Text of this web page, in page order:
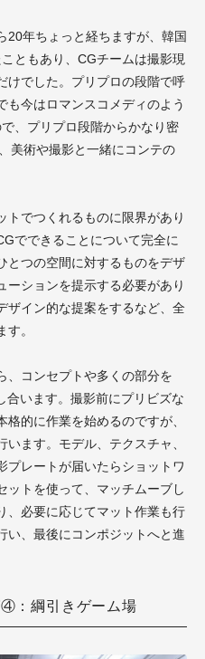
20年ちょっと経ちますが、韓国
ともあり、CGチームは撮影現
けでした。プリプロの段階で呼
も今はロマンスコメディのよう
、プリプロ段階からかなり密
美術や撮影と一緒にコンテの
トでつくれるものに限界があり
でできることについて完全に
とつの空間に対するものをデザ
ーションを提示する必要があり
ザイン的な提案をするなど、全
。
、コンセプトや多くの部分を
合います。撮影前にプリビズな
的に作業を始めるのですが、
ます。モデル、テクスチャ、
プレートが届いたらショットワ
ットを使って、マッチムーブし
、必要に応じてマット作業も行
い、最後にコンポジットへと進
④：綱引きゲーム場